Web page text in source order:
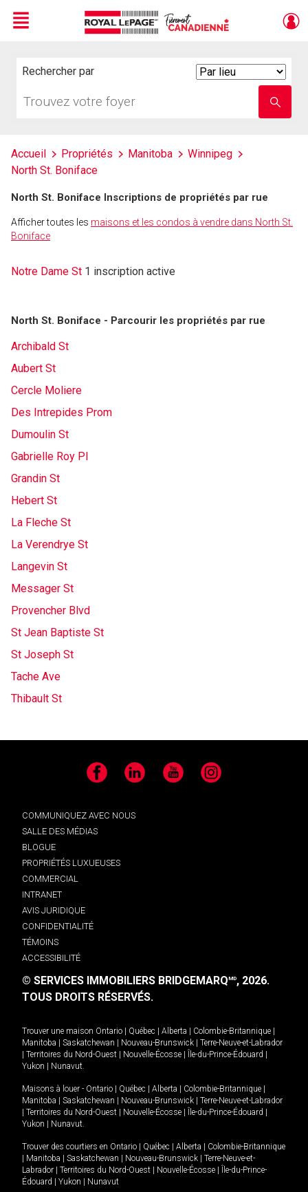
Menu
Rechercher par
votre
nom
Accueil Propriétés Manitoba
Winnipeg
North St. Boniface
North St. Boniface Inscriptions de propriétés par rue
Afficher toutes les maisons et les condos à vendre dans North St.
Boniface
Notre Dame St 1 inscription active
North St. Boniface - Parcourir les propriétés par rue
Archibald St
Aubert St
Cercle Moliere
Des Intrepides Prom
Dumoulin St
Gabrielle Roy Pl
Grandin St
Hebert St
La Fleche St
La Verendrye St
Langevin St
Messager St
Provencher Blvd
St Jean Baptiste St
St Joseph St
Tache Ave
Thibault St
Facebook LinkedIn YouTube Instagram
COMMUNIQUEZ AVEC NOUS
SALLE DES MÉDIAS
BLOGUE
PROPRIÉTÉS LUXUEUSES
COMMERCIAL
INTRANET
AVIS JURIDIQUE
CONFIDENTIALITÉ
TÉMOINS
ACCESSIBILITÉ
© SERVICES IMMOBILIERS BRIDGEMARQMD, 2026.
TOUS DROITS RÉSERVÉS.
Trouver une maison Ontario Québec Alberta Colombie-Britannique
Manitoba
Saskatchewan Nouveau-Brunswick
Terre-Neuve-et-Labrador
Territoires du Nord-Ouest Nouvelle-Écosse Île-du-Prince-Édouard
Yukon
Nunavut.
Maisons à louer - Ontario Québec Alberta Colombie-Britannique
Manitoba
Saskatchewan Nouveau-Brunswick
Terre-Neuve-et-Labrador
Territoires du Nord-Ouest Nouvelle-Écosse Île-du-Prince-Édouard
Yukon
Nunavut.
Trouver des courtiers en Ontario Québec Alberta
Colombie-Britannique
Manitoba Saskatchewan Nouveau-Brunswick
Terre-Neuve-et-
Labrador
Territoires du Nord-Ouest Nouvelle-Écosse
Île-du-Prince-
Édouard
Yukon Nunavut